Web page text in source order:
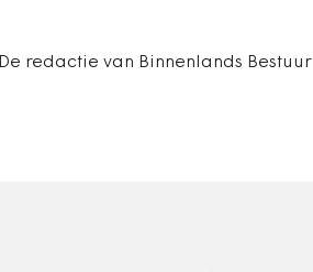
De redactie van Binnenlands Bestuur